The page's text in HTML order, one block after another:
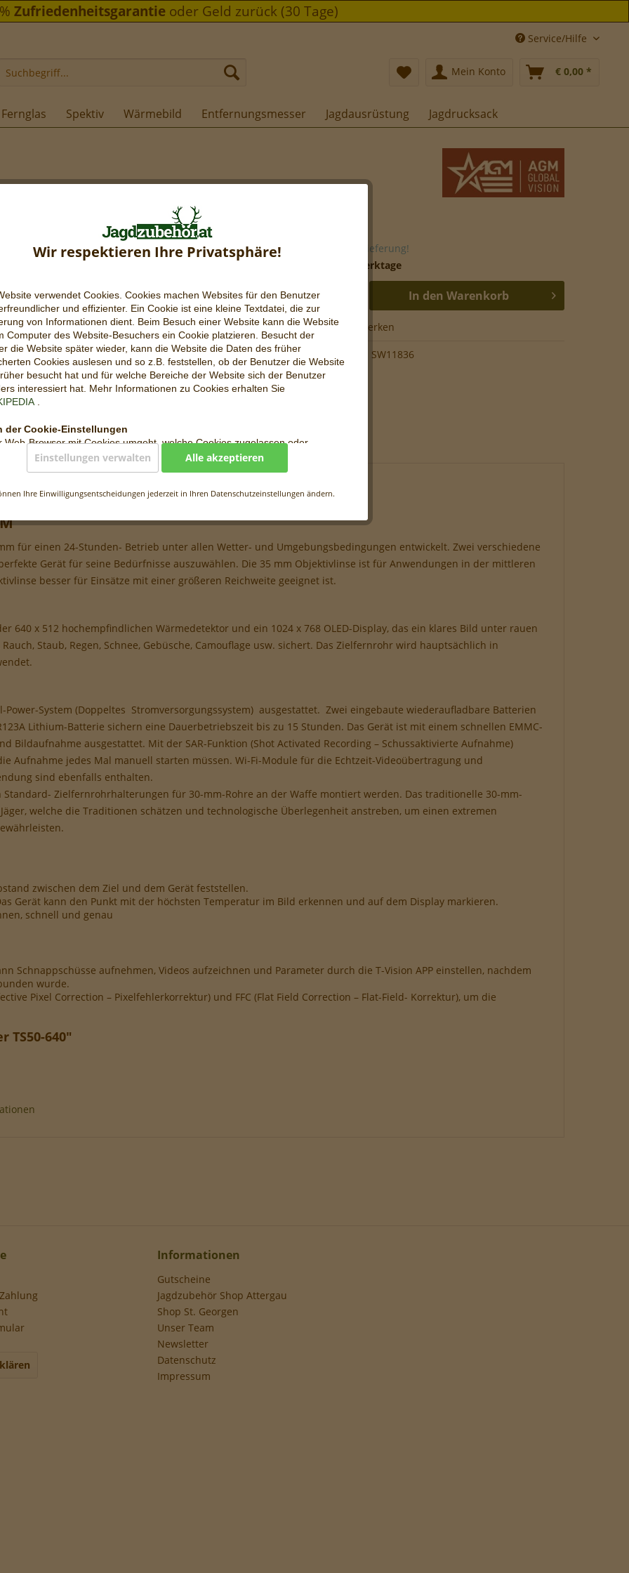
Zufriedenheitsgarantie oder Geld zurück (30 Tage)
Service/Hilfe
Mein Konto € 0,00 *
Fernglas Spektiv Wärmebild Entfernungsmesser Jagdausrüstung Jagdrucksack
Wir respektieren Ihre Privatsphäre!
verwendet Cookies. Cookies machen Websites für den Benutzer
und effizienter. Ein Cookie ist eine kleine Textdatei, die zur
von Informationen dient. Beim Besuch einer Website kann die Website
Computer des Website-Besuchers ein Cookie platzieren. Besucht der
die Website später wieder, kann die Website die Daten des früher
Cookies auslesen und so z.B. feststellen, ob der Benutzer die Website
besucht hat und für welche Bereiche der Website sich der Benutzer
interessiert hat. Mehr Informationen zu Cookies erhalten Sie
der Cookie-Einstellungen
Web-Browser mit Cookies umgeht, welche Cookies zugelassen oder
werden, kann der Benutzer in den Einstellungen des Web-Browsers
Wo genau sich diese Einstellungen befinden, hängt vom jeweiligen Web-
aufgerufen werden. Wenn die Nutzung von Cookies eingeschränkt
auf unserer Website
verarbeitet folgende Cookies:
Cookies, um das Benutzererlebnis zu verbessern.
Cookies, um Werbekampagnen zu steuern.
Einstellungen verwalten Alle akzeptieren
Ihre Einwilligungsentscheidungen jederzeit in Ihren Datenschutzeinstellungen ändern.
Versandkostenfreie Lieferung!
Lieferzeit ca. 5-10 Werktage
In den Warenkorb
Vergleichen
Merken
Artikel-Nr.:
SW11836
640"
für einen 24-Stunden- Betrieb unter allen Wetter- und Umgebungsbedingungen entwickelt. Zwei verschiedene
Gerät für seine Bedürfnisse auszuwählen. Die 35 mm Objektivlinse ist für Anwendungen in der mittleren
besser für Einsätze mit einer größeren Reichweite geeignet ist.
640 x 512 hochempfindlichen Wärmedetektor und ein 1024 x 768 OLED-Display, das ein klares Bild unter rauen
Staub, Regen, Schnee, Gebüsche, Camouflage usw. sichert. Das Zielfernrohr wird hauptsächlich in
System (Doppeltes Stromversorgungssystem) ausgestattet. Zwei eingebaute wiederaufladbare Batterien
Lithium-Batterie sichern eine Dauerbetriebszeit bis zu 15 Stunden. Das Gerät ist mit einem schnellen EMMC-
Bildaufnahme ausgestattet. Mit der SAR-Funktion (Shot Activated Recording – Schussaktivierte Aufnahme)
Aufnahme jedes Mal manuell starten müssen. Wi-Fi-Module für die Echtzeit-Videoübertragung und
sind ebenfalls enthalten.
Zielfernrohrhalterungen für 30-mm-Rohre an der Waffe montiert werden. Das traditionelle 30-mm-
welche die Traditionen schätzen und technologische Überlegenheit anstreben, um einen extremen
zwischen dem Ziel und dem Gerät feststellen.
Gerät kann den Punkt mit der höchsten Temperatur im Bild erkennen und auf dem Display markieren.
schnell und genau
Schnappschüsse aufnehmen, Videos aufzeichnen und Parameter durch die T-Vision APP einstellen, nachdem
wurde.
Pixel Correction – Pixelfehlerkorrektur) und FFC (Flat Field Correction – Flat-Field- Korrektur), um die
TS50-640"
Informationen
Gutscheine
Jagdzubehör Shop Attergau
Shop St. Georgen
Unser Team
Newsletter
Datenschutz
Impressum